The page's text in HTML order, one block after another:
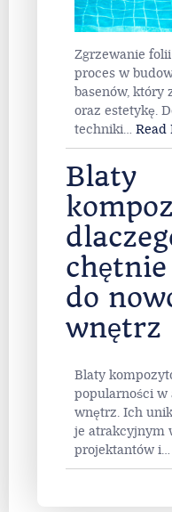
Zgrzewanie
proces w
basenów, który
oraz estetykę.
techniki… Read
Blaty
do
wnętrz
Blaty
popularności w
wnętrz. Ich
je atrakcyjnym
projektantów i…